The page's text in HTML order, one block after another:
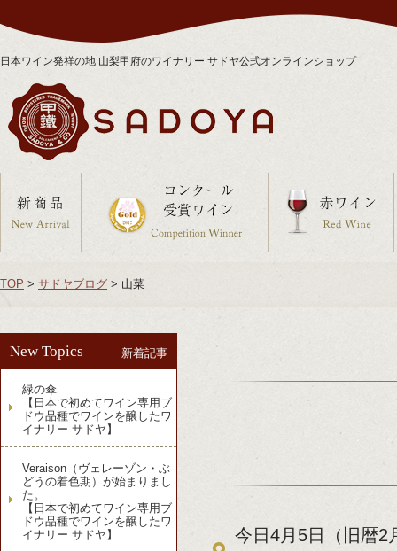
日本ワイン発祥の地 山梨甲府のワイナリー サドヤ公式オンラインショップ
TOP > サドヤブログ > 山菜
今日4月5日（旧暦2
New Topics 新着記事
緑の傘
【日本で初めてワイン専用ブ
ドウ品種でワインを醸したワ
イナリー サドヤ】
Veraison（ヴェレーゾン・ぶ
どうの着色期）が始まりまし
た。
【日本で初めてワイン専用ブ
ドウ品種でワインを醸したワ
イナリー サドヤ】